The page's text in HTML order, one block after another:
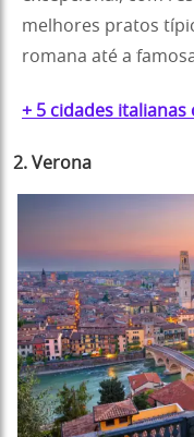
melhores pratos
romana até a
+ 5 cidades
2. Verona